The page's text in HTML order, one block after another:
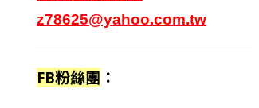
z78625@yahoo.com.tw
FB粉絲團 ：